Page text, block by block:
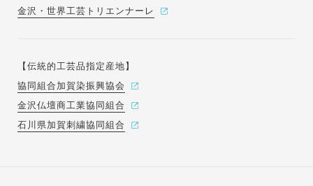
金沢・世界工芸トリエンナーレ
【伝統的工芸品指定産地】
協同組合加賀染振興協会
金沢仏壇商工業協同組合
石川県加賀刺繍協同組合